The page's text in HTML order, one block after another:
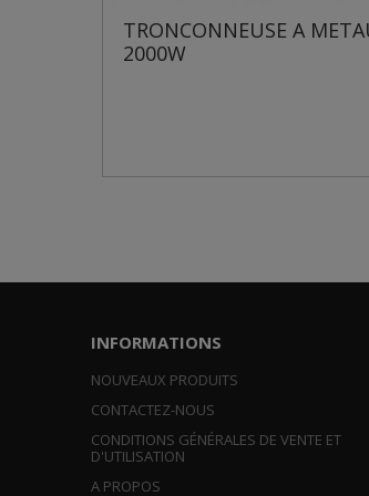
SCIE/TRONCONNEUSE DE
TABLE
INFORMATIONS
NOUVEAUX PRODUITS
CONTACTEZ-NOUS
CONDITIONS GÉNÉRALES DE VENTE ET
D'UTILISATION
A PROPOS